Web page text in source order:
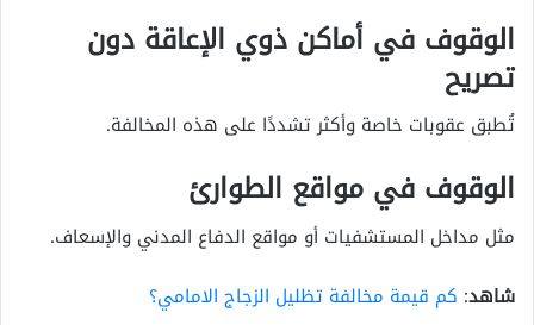
الوقوف في أماكن ذوي الإعاقة دون
تصريح
تُطبق عقوبات خاصة وأكثر تشددًا على هذه المخالفة.
الوقوف في مواقع الطوارئ
مثل مداخل المستشفيات أو مواقع الدفاع المدني والإسعاف.
شاهد: كم قيمة مخالفة تظليل الزجاج الامامي؟